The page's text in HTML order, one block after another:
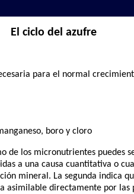
El ciclo del azufre
para el normal
boro y cloro
de los micronutrientes puedes
a una causa cuantitativa o
mineral. La segunda indica
asimilable directamente por las